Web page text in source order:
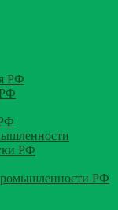
РФ
РФ
РФ